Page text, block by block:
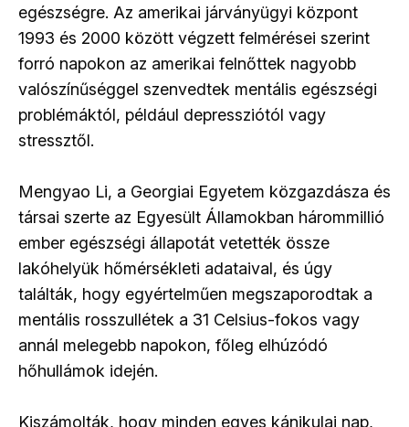
egészségre. Az amerikai járványügyi központ
1993 és 2000 között végzett felmérései szerint
forró napokon az amerikai felnőttek nagyobb
valószínűséggel szenvedtek mentális egészségi
problémáktól, például depressziótól vagy
stressztől.
Mengyao Li, a Georgiai Egyetem közgazdásza és
társai szerte az Egyesült Államokban hárommillió
ember egészségi állapotát vetették össze
lakóhelyük hőmérsékleti adataival, és úgy
találták, hogy egyértelműen megszaporodtak a
mentális rosszullétek a 31 Celsius-fokos vagy
annál melegebb napokon, főleg elhúzódó
hőhullámok idején.
Kiszámolták, hogy minden egyes kánikulai nap,